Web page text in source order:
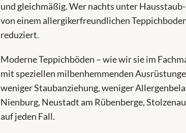
und gleichmäßig. Wer nachts unter
von einem allergikerfreundlichen
reduziert.
Moderne Teppichböden – wie wir sie im
mit speziellen milbenhemmenden
weniger Staubanziehung, weniger
Nienburg, Neustadt am Rübenberge,
auf jeden Fall.